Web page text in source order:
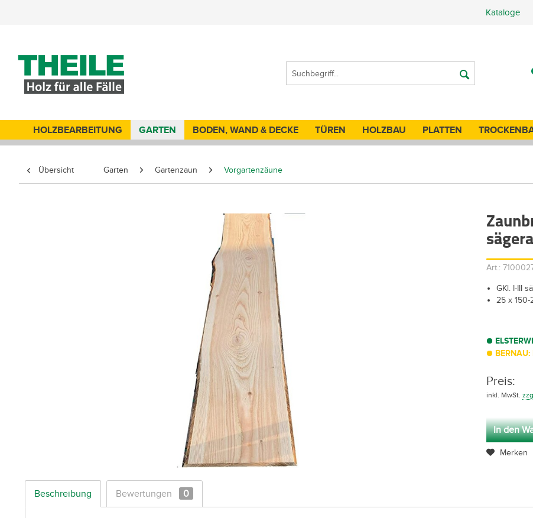
Kataloge
HOLZBEARBEITUNG GARTEN BODEN, WAND & DECKE TÜREN HOLZBAU PLATTEN
Übersicht Garten Gartenzaun Vorgartenzäune
Art.:
GKl. I-III
25 x
BERNAU:
Preis:
inkl. MwSt.
In den
Merken
Beschreibung Bewertungen 0